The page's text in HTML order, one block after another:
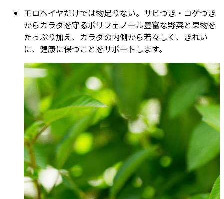
モロヘイヤだけでは物足りない。サビつき・コゲつき
からカラダを守るポリフェノール豊富な野菜と果物を
たっぷり加え、カラダの内側から若々しく、きれい
に、健康に保つことをサポートします。